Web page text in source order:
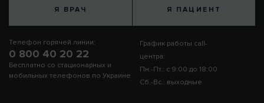
Я ВРАЧ Я ПАЦИЕНТ
Телефон горячей линии:
0 800 40 20 22
Бесплатно со стационарных и
мобильных телефонов по Украине
График работы call-
центра:
Пн.-Пт.: с 9:00 до 18:00
Сб.-Вс.: выходные